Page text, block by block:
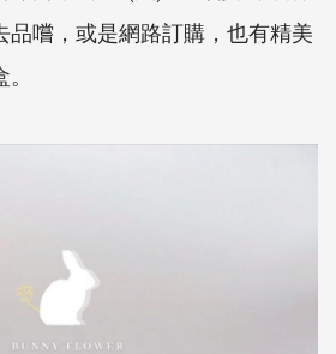
品嚐，或是網路訂購，也有精美